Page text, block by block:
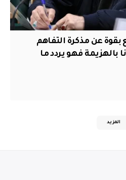
بقوة عن مذكرة التفاهم
بالهزيمة فهو يردد ما
المزيد